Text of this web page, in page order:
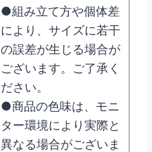
●組み立て方や個体差
により、サイズに若干
の誤差が生じる場合が
ございます。ご了承く
ださい。
●商品の色味は、モニ
ター環境により実際と
異なる場合がございま